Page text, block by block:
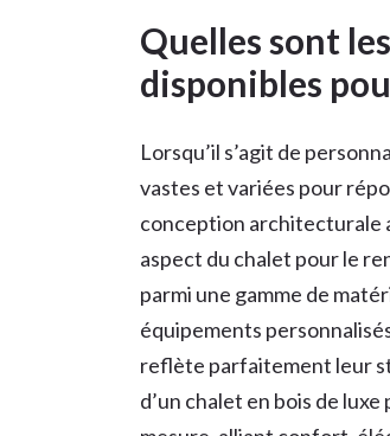
Quelles sont
disponibles
Lorsqu’il s’agit de
vastes et variées pour
conception architecturale
aspect du chalet pour le
parmi une gamme de
équipements
reflète parfaitement leur
d’un chalet en bois de